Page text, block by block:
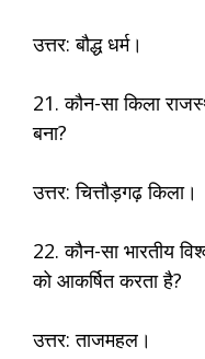
उत्तर: बौद्ध धर्म।
21. कौन-सा किला
बना?
उत्तर: चित्तौड़गढ़ किला।
22. कौन-सा भारतीय
को आकर्षित करता है?
उत्तर: ताजमहल।